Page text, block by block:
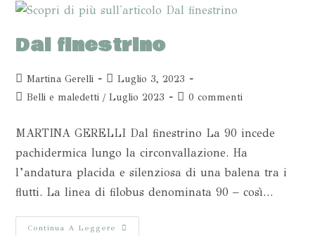
Dal finestrino
Martina Gerelli
Luglio 3, 2023
Belli e maledetti / Luglio 2023 0 commenti
MARTINA GERELLI Dal finestrino La 90 incede
pachidermica lungo la circonvallazione. Ha
l’andatura placida e silenziosa di una balena tra i
flutti. La linea di filobus denominata 90 – così…
Continua A Leggere